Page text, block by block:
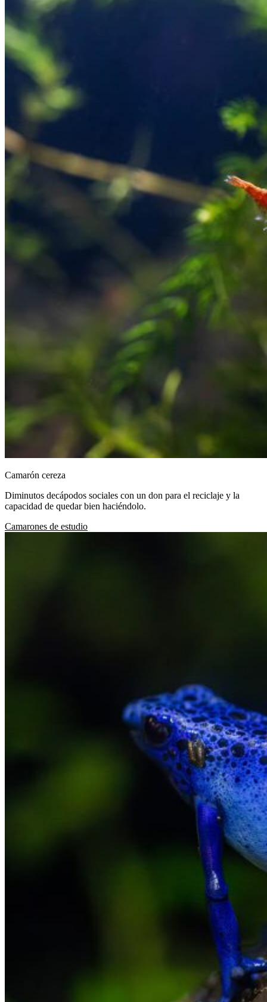
Camarón cereza
Diminutos decápodos sociales con un don para el reciclaje y la
capacidad de quedar bien haciéndolo.
Camarones de estudio